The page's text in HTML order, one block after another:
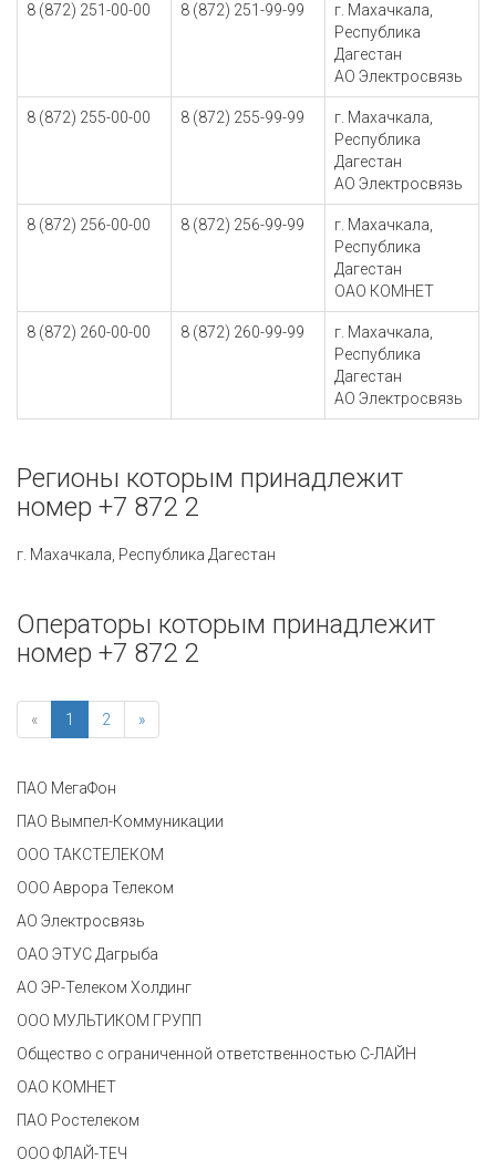
8 (872) 251-00-00 8 (872) 251-99-99
г. Махачкала,
Республика
Дагестан
АО Электросвязь
8 (872) 255-00-00 8 (872) 255-99-99
г. Махачкала,
Республика
Дагестан
АО Электросвязь
8 (872) 256-00-00 8 (872) 256-99-99
г. Махачкала,
Республика
Дагестан
ОАО КОМНЕТ
8 (872) 260-00-00 8 (872) 260-99-99
г. Махачкала,
Республика
Дагестан
АО Электросвязь
Регионы которым принадлежит
номер +7 872 2
г. Махачкала, Республика Дагестан
Операторы которым принадлежит
номер +7 872 2
« 1 2 »
ПАО МегаФон
ПАО Вымпел-Коммуникации
ООО ТАКСТЕЛЕКОМ
ООО Аврора Телеком
АО Электросвязь
ОАО ЭТУС Дагрыба
АО ЭР-Телеком Холдинг
ООО МУЛЬТИКОМ ГРУПП
Общество с ограниченной ответственностью С-ЛАЙН
ОАО КОМНЕТ
ПАО Ростелеком
ООО ФЛАЙ-ТЕЧ